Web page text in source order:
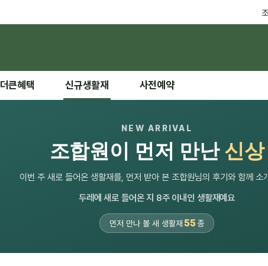
더큰혜택 신규생활재 사전예약
NEW ARRIVAL
조합원이 먼저 만난 신상
이번 주 새로 들어온 생활재를, 먼저 받아 본 조합원님의 후기와 함께 소
두레에 새로 들어온 지 8주 이내인 생활재예요
먼저 만나 볼 새 생활재 55 종